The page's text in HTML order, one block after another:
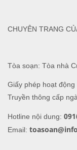
Tòa soạn: Tòa nhà
Giấy phép hoạt
Truyền thông cấp
Hotline nội dung:
Email:
CHUYÊN TRANG